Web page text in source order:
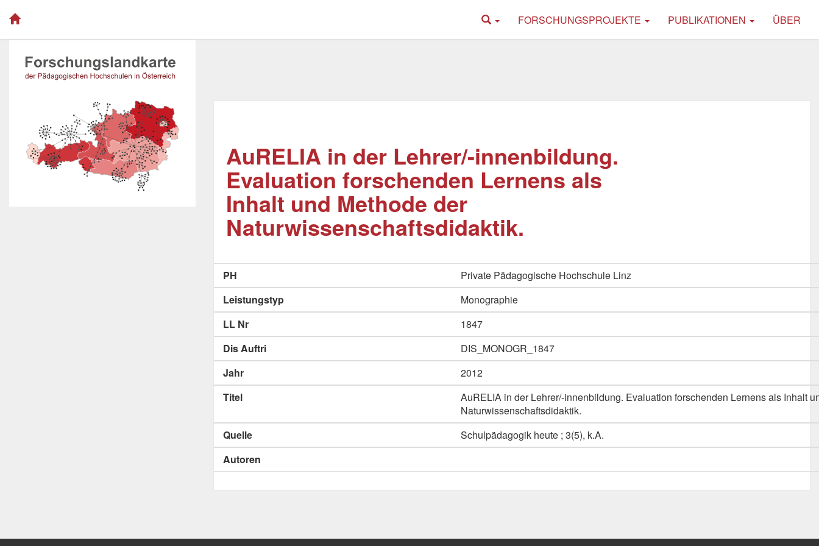
FORSCHUNGSPROJEKTE PUBLIKATIONEN ÜBER
AuRELIA in der Lehrer/-innenbildung.
Evaluation forschenden Lernens als
Inhalt und Methode der
Naturwissenschaftsdidaktik.
PH
Private Pädagogische Hochschule Linz
Leistungstyp
Monographie
LL Nr
1847
Dis Auftri
DIS_MONOGR_1847
Jahr
2012
Titel
AuRELIA in der Lehrer/-innenbildung. Evaluation forschenden Lernens als Inhalt
Naturwissenschaftsdidaktik.
Quelle
Schulpädagogik heute ; 3(5), k.A.
Autoren